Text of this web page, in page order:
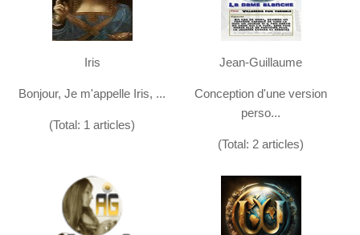
Iris
Bonjour, Je m'appelle Iris, ...
(Total: 1 articles)
Jean-Guillaume
Conception d'une version
perso...
(Total: 2 articles)